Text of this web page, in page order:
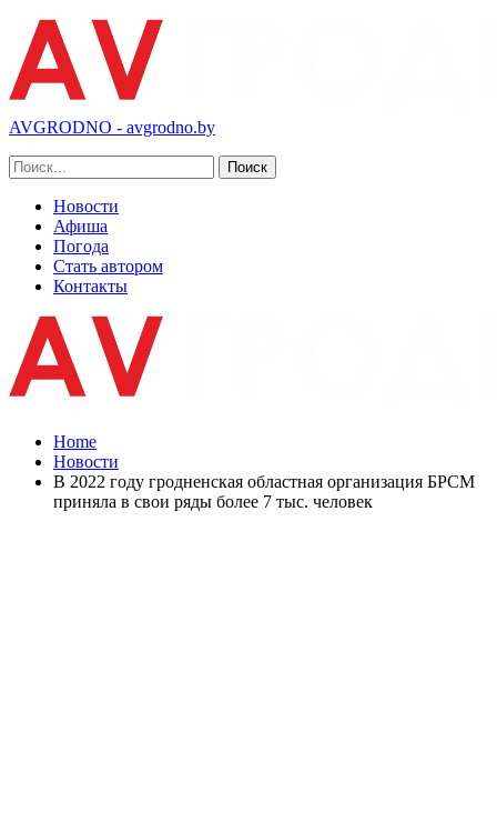
AVGRODNO - avgrodno.by
Новости
Афиша
Погода
Стать автором
Контакты
Home
Новости
В 2022 году гродненская областная организация БРСМ
приняла в свои ряды более 7 тыс. человек